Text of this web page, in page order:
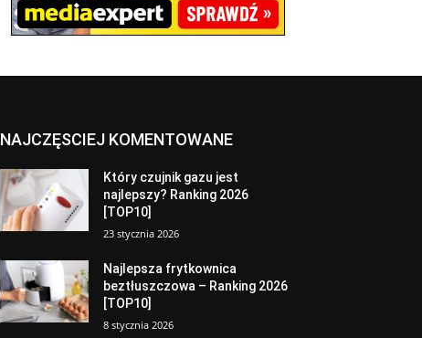
NAJCZĘSCIEJ KOMENTOWANE
Który czujnik gazu jest
najlepszy? Ranking 2026
[TOP10]
23 stycznia 2026
Najlepsza frytkownica
beztłuszczowa – Ranking 2026
[TOP10]
8 stycznia 2026